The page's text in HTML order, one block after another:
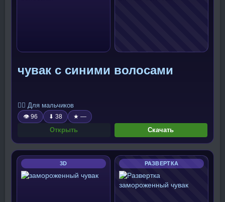
чувак с синими волосами
🧍‍♂️ Для мальчиков
👁 96 ⬇ 38 ★ —
Открыть Скачать
3D РАЗВЕРТКА